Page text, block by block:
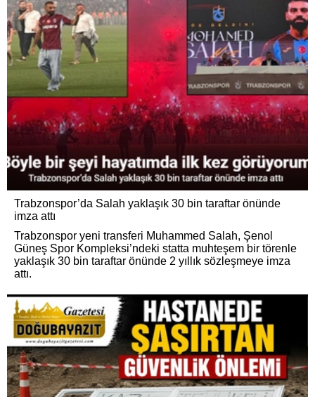
Trabzonspor’da Salah yaklaşık 30 bin taraftar önünde
imza attı
Trabzonspor yeni transferi Muhammed Salah, Şenol
Güneş Spor Kompleksi’ndeki statta muhteşem bir törenle
yaklaşık 30 bin taraftar önünde 2 yıllık sözleşmeye imza
attı.